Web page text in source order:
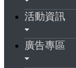
活動資訊
廣告專區